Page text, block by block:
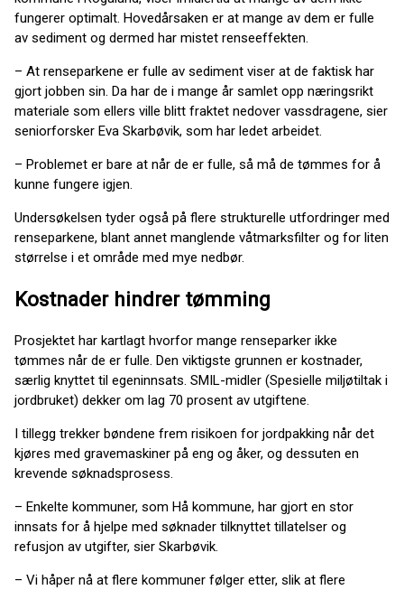
fungerer optimalt. Hovedårsaken er at mange av dem er fulle
av sediment og dermed har mistet renseeffekten.
– At renseparkene er fulle av sediment viser at de faktisk har
gjort jobben sin. Da har de i mange år samlet opp næringsrikt
materiale som ellers ville blitt fraktet nedover vassdragene, sier
seniorforsker Eva Skarbøvik, som har ledet arbeidet.
– Problemet er bare at når de er fulle, så må de tømmes for å
kunne fungere igjen.
Undersøkelsen tyder også på flere strukturelle utfordringer med
renseparkene, blant annet manglende våtmarksfilter og for liten
størrelse i et område med mye nedbør.
Kostnader hindrer tømming
Prosjektet har kartlagt hvorfor mange renseparker ikke
tømmes når de er fulle. Den viktigste grunnen er kostnader,
særlig knyttet til egeninnsats. SMIL-midler (Spesielle miljøtiltak i
jordbruket) dekker om lag 70 prosent av utgiftene.
I tillegg trekker bøndene frem risikoen for jordpakking når det
kjøres med gravemaskiner på eng og åker, og dessuten en
krevende søknadsprosess.
– Enkelte kommuner, som Hå kommune, har gjort en stor
innsats for å hjelpe med søknader tilknyttet tillatelser og
refusjon av utgifter, sier Skarbøvik.
– Vi håper nå at flere kommuner følger etter, slik at flere